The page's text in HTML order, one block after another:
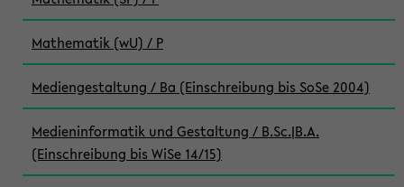
Mathematik (wU) / P
Mediengestaltung / Ba (Einschreibung bis SoSe 2004)
Medieninformatik und Gestaltung / B.Sc.|B.A.
(Einschreibung bis WiSe 14/15)